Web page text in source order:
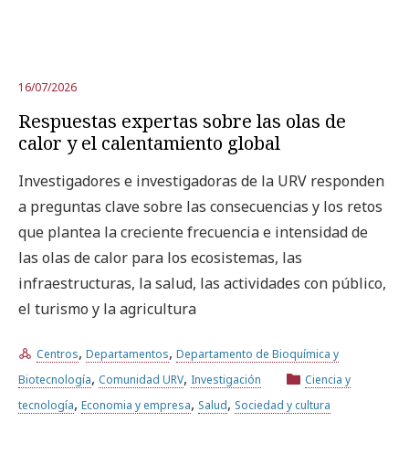
16/07/2026
Respuestas expertas sobre las olas de
calor y el calentamiento global
Investigadores e investigadoras de la URV responden
a preguntas clave sobre las consecuencias y los retos
que plantea la creciente frecuencia e intensidad de
las olas de calor para los ecosistemas, las
infraestructuras, la salud, las actividades con público,
el turismo y la agricultura
Centros, Departamentos, Departamento de Bioquímica y
Biotecnología, Comunidad URV, Investigación
Ciencia y
tecnología, Economia y empresa, Salud, Sociedad y cultura